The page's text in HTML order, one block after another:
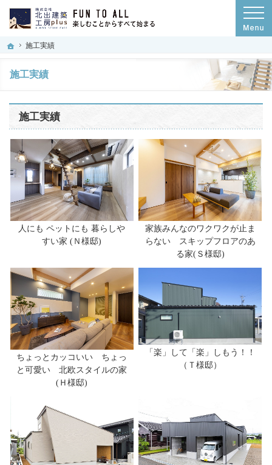
ホーム
施工実績
施工実績
設計士の代表自らご提案！石川県小松市・加賀市・能美市の注文住宅・耐震等級
石川県小松市・加賀市・能美市の耐震等級3・ZEH住宅・デザイン住宅なら株式会
施工実績
人にも ペットにも 暮らしや
すい家 (Ｎ様邸)
家族みんなのワクワクが止ま
らない スキップフロアのあ
る家(Ｓ様邸)
ちょっとカッコいい ちょっ
と可愛い 北欧スタイルの家
(Ｈ様邸)
「楽」して「楽」しもう！！
（Ｔ様邸）